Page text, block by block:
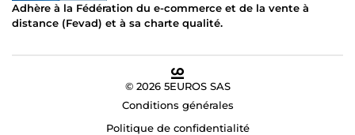
Adhère à la Fédération du e-commerce et de la vente à
distance (Fevad) et à sa charte qualité.
© 2026 5EUROS SAS
Conditions générales
Politique de confidentialité